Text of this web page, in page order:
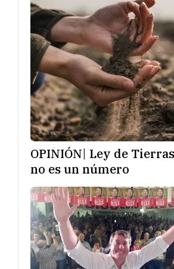
OPINIÓN| Ley de
no es un número